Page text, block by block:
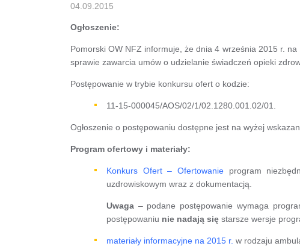
04.09.2015
Ogłoszenie:
Pomorski OW NFZ informuje, że dnia 4 września 2015 r. na ,,
sprawie zawarcia umów o udzielanie świadczeń opieki
Postępowanie w trybie konkursu ofert o kodzie:
11-15-000045/AOS/02/1/02.1280.001.02/01.
Ogłoszenie o postępowaniu dostępne jest na wyżej
Program ofertowy i materiały:
Konkurs Ofert – Ofertowanie program
uzdrowiskowym wraz z dokumentacją.
Uwaga – podane postępowanie wymaga
postępowaniu nie nadają się starsze wersje
materiały informacyjne na 2015 r. w rodzaju